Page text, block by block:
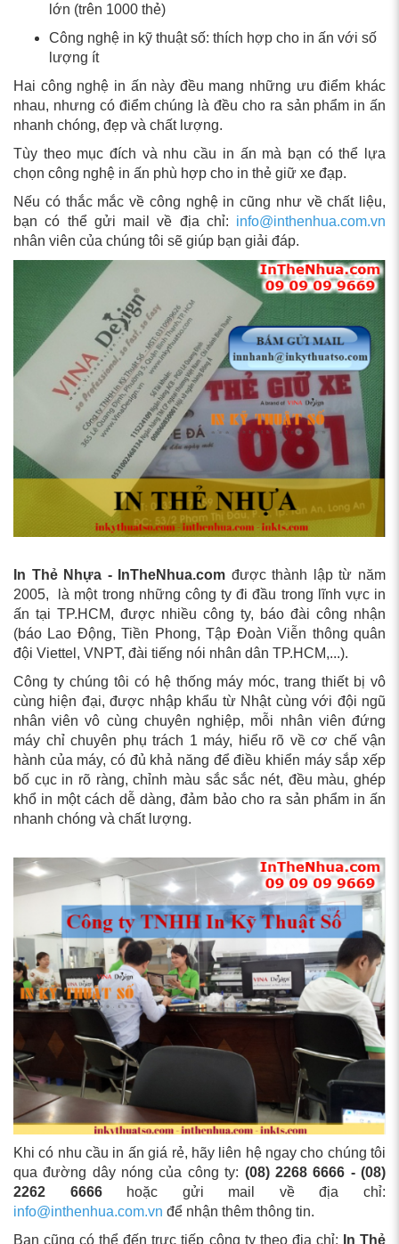
lớn (trên 1000 thẻ)
Công nghệ in kỹ thuật số: thích hợp cho in ấn với số
lượng ít
Hai công nghệ in ấn này đều mang những ưu điểm khác
nhau, nhưng có điểm chúng là đều cho ra sản phẩm in ấn
nhanh chóng, đẹp và chất lượng.
Tùy theo mục đích và nhu cầu in ấn mà bạn có thể lựa
chọn công nghệ in ấn phù hợp cho in thẻ giữ xe đạp.
Nếu có thắc mắc về công nghệ in cũng như về chất liệu,
bạn có thể gửi mail về địa chỉ: info@inthenhua.com.vn
nhân viên của chúng tôi sẽ giúp bạn giải đáp.
In Thẻ Nhựa - InTheNhua.com được thành lập từ năm
2005, là một trong những công ty đi đầu trong lĩnh vực in
ấn tại TP.HCM, được nhiều công ty, báo đài công nhận
(báo Lao Động, Tiền Phong, Tập Đoàn Viễn thông quân
đội Viettel, VNPT, đài tiếng nói nhân dân TP.HCM,...).
Công ty chúng tôi có hệ thống máy móc, trang thiết bị vô
cùng hiện đại, được nhập khẩu từ Nhật cùng với đội ngũ
nhân viên vô cùng chuyên nghiệp, mỗi nhân viên đứng
máy chỉ chuyên phụ trách 1 máy, hiểu rõ về cơ chế vận
hành của máy, có đủ khả năng để điều khiển máy sắp xếp
bố cục in rõ ràng, chỉnh màu sắc sắc nét, đều màu, ghép
khổ in một cách dễ dàng, đảm bảo cho ra sản phẩm in ấn
nhanh chóng và chất lượng.
Khi có nhu cầu in ấn giá rẻ, hãy liên hệ ngay cho chúng tôi
qua đường dây nóng của công ty: (08) 2268 6666 - (08)
2262 6666
hoặc gửi mail về địa chỉ:
info@inthenhua.com.vn để nhận thêm thông tin.
Bạn cũng có thể đến trực tiếp công ty theo địa chỉ: In Thẻ